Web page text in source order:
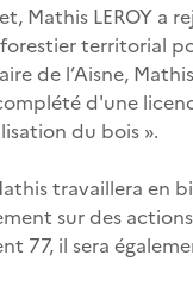
Mathis LEROY a
territorial
de l’Aisne,
d'une
du bois ».
travaillera en
sur des
77, il sera